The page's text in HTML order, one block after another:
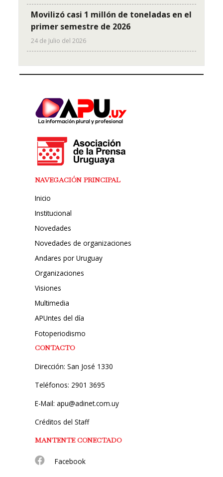
Movilizó casi 1 millón de toneladas en el
primer semestre de 2026
24 de Julio del 2026
NAVEGACIÓN PRINCIPAL
Inicio
Institucional
Novedades
Novedades de organizaciones
Andares por Uruguay
Organizaciones
Visiones
Multimedia
APUntes del día
Fotoperiodismo
CONTACTO
Dirección: San José 1330
Teléfonos: 2901 3695
E-Mail: apu@adinet.com.uy
Créditos del Staff
MANTENTE CONECTADO
Facebook